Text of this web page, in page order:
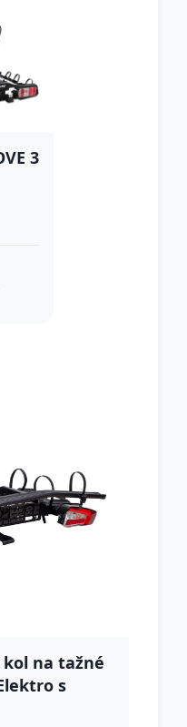
3
kol na tažné
s
3